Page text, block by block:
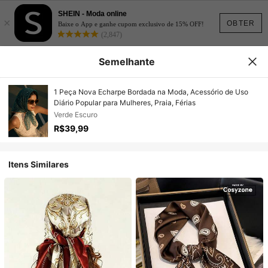
OBTER
×
SHEIN - Moda online
Baixe o App e ganhe cupom exclusivo de 15% OFF!
(2,847)
Semelhante
1 Peça Nova Echarpe Bordada na Moda, Acessório de Uso
Diário Popular para Mulheres, Praia, Férias
Verde Escuro
R$39,99
Itens Similares